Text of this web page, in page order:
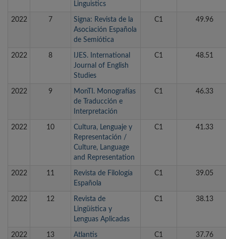
Linguistics
2022 7
Signa: Revista de la
Asociación Española
de Semiótica
C1 49.96
2022 8
IJES. International
Journal of English
Studies
C1 48.51
2022 9
MonTI. Monografías
de Traducción e
Interpretación
C1 46.33
2022 10
Cultura, Lenguaje y
Representación /
Culture, Language
and Representation
C1 41.33
2022 11
Revista de Filología
Española
C1 39.05
2022 12
Revista de
Lingüística y
Lenguas Aplicadas
C1 38.13
2022 13 Atlantis C1 37.76